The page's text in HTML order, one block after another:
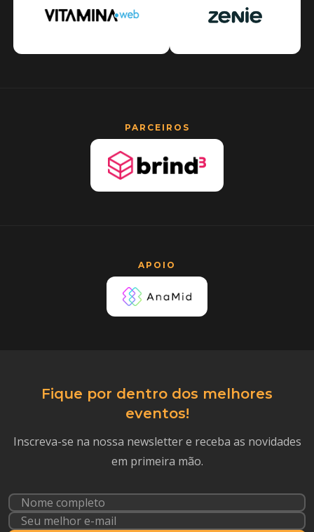
PARCEIROS
APOIO
Fique por dentro dos melhores
eventos!
Inscreva-se na nossa newsletter e receba as novidades
em primeira mão.